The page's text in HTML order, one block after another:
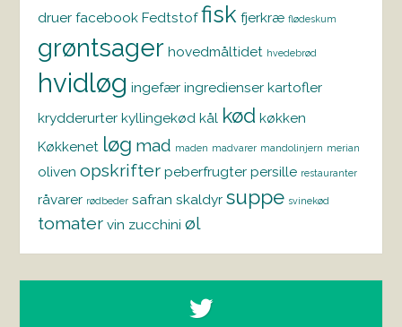
druer facebook Fedtstof fisk fjerkræ flødeskum
grøntsager hovedmåltidet hvedebrød
hvidløg ingefær ingredienser kartofler
krydderurter kyllingekød kål kød køkken
Køkkenet løg mad maden madvarer mandolinjern merian
oliven opskrifter peberfrugter persille restauranter
råvarer rødbeder safran skaldyr suppe svinekød
tomater vin zucchini øl